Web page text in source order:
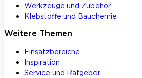
Werkzeuge und Zubehör
Klebstoffe und Bauchemie
Weitere Themen
Einsatzbereiche
Inspiration
Service und Ratgeber